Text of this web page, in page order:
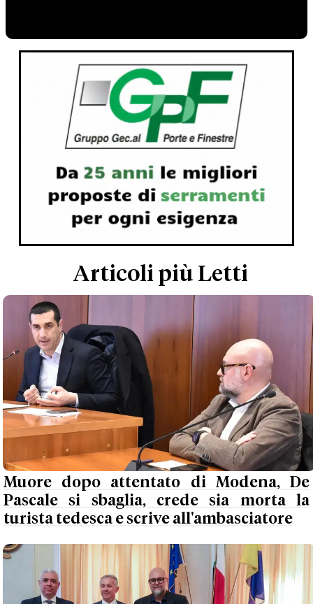
Articoli più Letti
Muore dopo attentato di Modena, De
Pascale si sbaglia, crede sia morta la
turista tedesca e scrive all'ambasciatore